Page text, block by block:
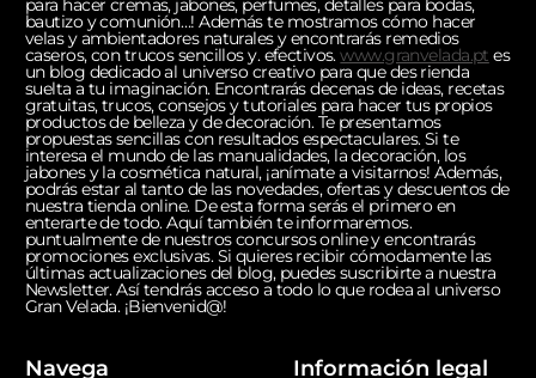
para hacer cremas, jabones, perfumes, detalles para bodas,
bautizo y comunión…! Además te mostramos cómo hacer
velas y ambientadores naturales y encontrarás remedios
caseros, con trucos sencillos y. efectivos.www.granvelada.pt es
un blog dedicado al universo creativo para que des rienda
suelta a tu imaginación. Encontrarás decenas de ideas, recetas
gratuitas, trucos, consejos y tutoriales para hacer tus propios
productos de belleza y de decoración. Te presentamos
propuestas sencillas con resultados espectaculares. Si te
interesa el mundo de las manualidades, la decoración, los
jabones y la cosmética natural, ¡anímate a visitarnos! Además,
podrás estar al tanto de las novedades, ofertas y descuentos de
nuestra tienda online. De esta forma serás el primero en
enterarte de todo. Aquí también te informaremos.
puntualmente de nuestros concursos online y encontrarás
promociones exclusivas. Si quieres recibir cómodamente las
últimas actualizaciones del blog, puedes suscribirte a nuestra
Newsletter. Así tendrás acceso a todo lo que rodea al universo
Gran Velada. ¡Bienvenid@!
Navega Información legal